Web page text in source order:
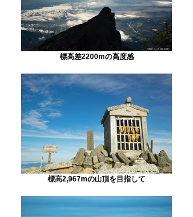
標高差2200mの高度感
標高2,967mの山頂を目指して